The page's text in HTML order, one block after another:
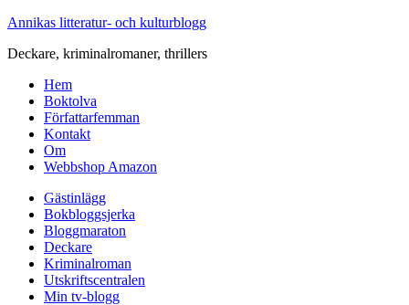
Annikas litteratur- och kulturblogg
Deckare, kriminalromaner, thrillers
Hem
Boktolva
Författarfemman
Kontakt
Om
Webbshop Amazon
Gästinlägg
Bokbloggsjerka
Bloggmaraton
Deckare
Kriminalroman
Utskriftscentralen
Min tv-blogg